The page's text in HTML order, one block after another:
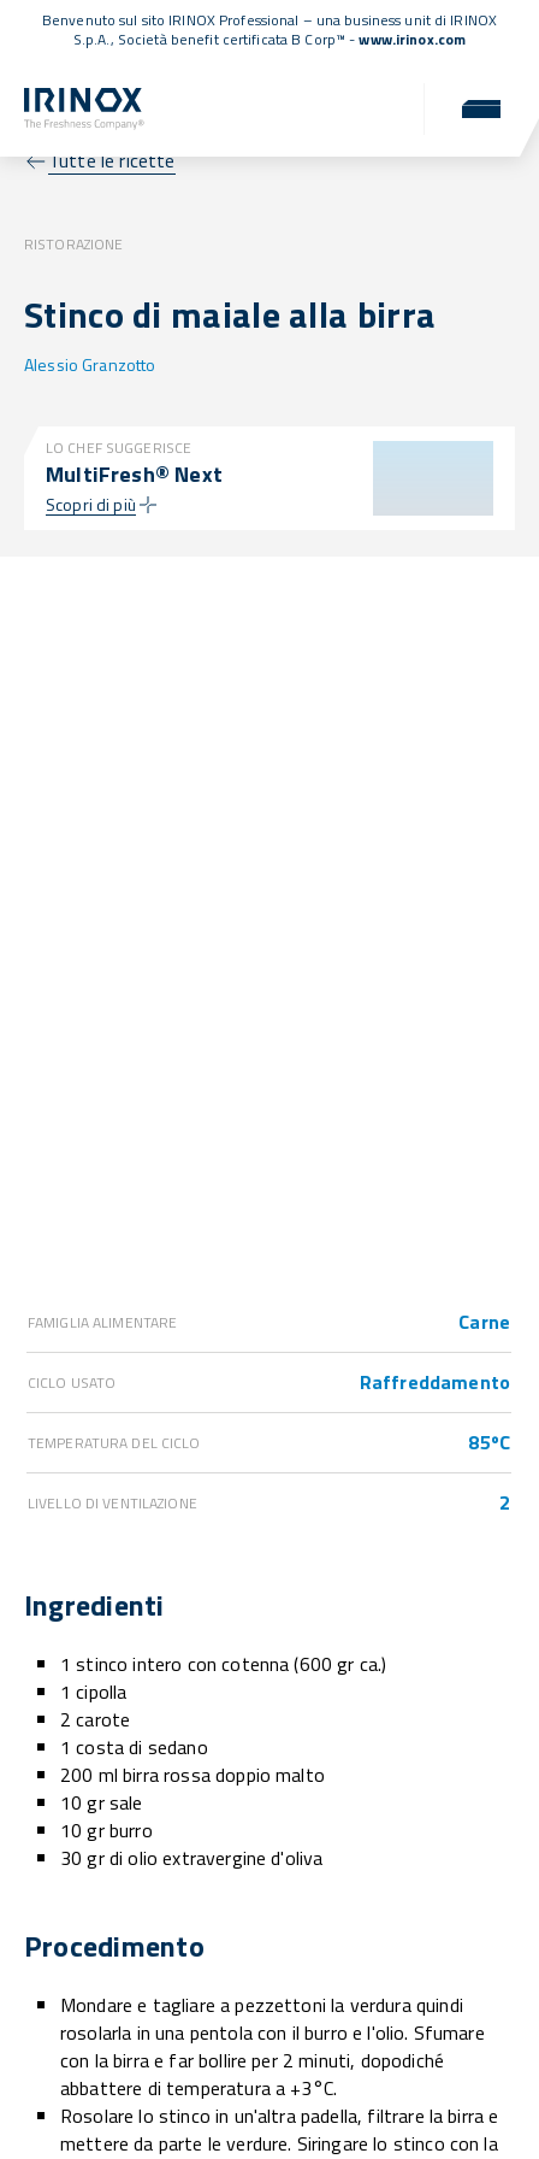
Benvenuto sul sito IRINOX Professional – una business unit di IRINOX
S.p.A., Società benefit certificata B Corp™ -www.irinox.com
Tutte le ricette
RISTORAZIONE
Stinco di maiale alla birra
Alessio Granzotto
LO CHEF SUGGERISCE
MultiFresh® Next
Scopri di più
FAMIGLIA ALIMENTARE Carne
CICLO USATO Raffreddamento
TEMPERATURA DEL CICLO 85ºC
LIVELLO DI VENTILAZIONE 2
Ingredienti
1 stinco intero con cotenna (600 gr ca.)
1 cipolla
2 carote
1 costa di sedano
200 ml birra rossa doppio malto
10 gr sale
10 gr burro
30 gr di olio extravergine d'oliva
Procedimento
Mondare e tagliare a pezzettoni la verdura quindi
rosolarla in una pentola con il burro e l'olio. Sfumare
con la birra e far bollire per 2 minuti, dopodiché
abbattere di temperatura a +3°C.
Rosolare lo stinco in un'altra padella, filtrare la birra e
mettere da parte le verdure. Siringare lo stinco con la